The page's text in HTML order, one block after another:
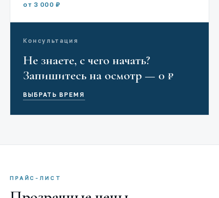
от 3 000 ₽
Консультация
Не знаете, с чего начать?
Запишитесь на осмотр — 0 ₽
ВЫБРАТЬ ВРЕМЯ
ПРАЙС-ЛИСТ